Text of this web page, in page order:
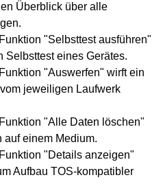
Überblick über alle
"Selbsttest ausführen"
Selbsttest eines Gerätes.
"Auswerfen" wirft ein
jeweiligen Laufwerk
"Alle Daten löschen"
auf einem Medium.
"Details anzeigen"
Aufbau TOS-kompatibler